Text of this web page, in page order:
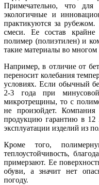
Примечательно, что для
экологичные и
практикуются за
смеси. Ее состав
полимер (полиэтилен) и
такие материалы во многом
Например, в отличие от
переносит колебания
условиях. Если обычный
2-3 года при минусовой
микротрещины, то с
не произойдет.
продукцию гарантию в 12
эксплуатации изделий из
Кроме того,
теплоустойчивость,
примерзают. Ее
обуви, а значит нет
погоду.